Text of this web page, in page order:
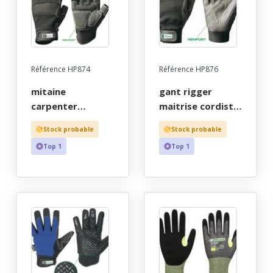
Référence HP874
mitaine
carpenter
maitrise cordiste
taille 9 a 10 "jaep"
Stock probable
Top 1
Référence HP876
gant rigger
maitrise cordiste
anti-coupure,
anti-piqure,
renfort paume
11 - "jaep"
Stock probable
Top 1